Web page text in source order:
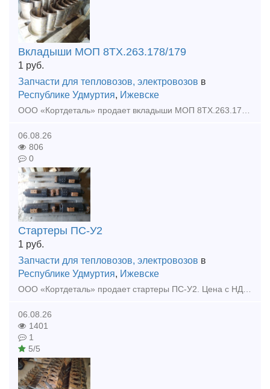
Вкладыши МОП 8ТХ.263.178/179
1 руб.
Запчасти для тепловозов, электровозов в
Республике Удмуртия, Ижевске
ООО «Кортдеталь» продает вкладыши МОП 8ТХ.263.178/179. Цена с НДС. Организуем доставку из Ижевска.
06.08.26
806
0
Стартеры ПС-У2
1 руб.
Запчасти для тепловозов, электровозов в
Республике Удмуртия, Ижевске
ООО «Кортдеталь» продает стартеры ПС-У2. Цена с НДС. Организуем доставку из Ижевска.
06.08.26
1401
1
5/5